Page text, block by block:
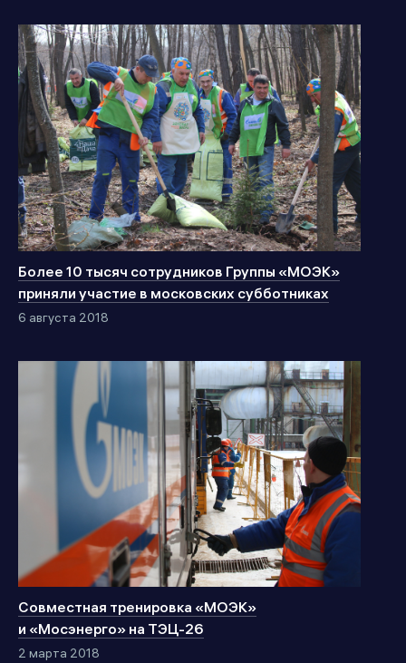
Более 10 тысяч сотрудников Группы «МОЭК»
приняли участие в московских субботниках
6 августа 2018
Совместная тренировка «МОЭК»
и «Мосэнерго» на ТЭЦ-26
2 марта 2018